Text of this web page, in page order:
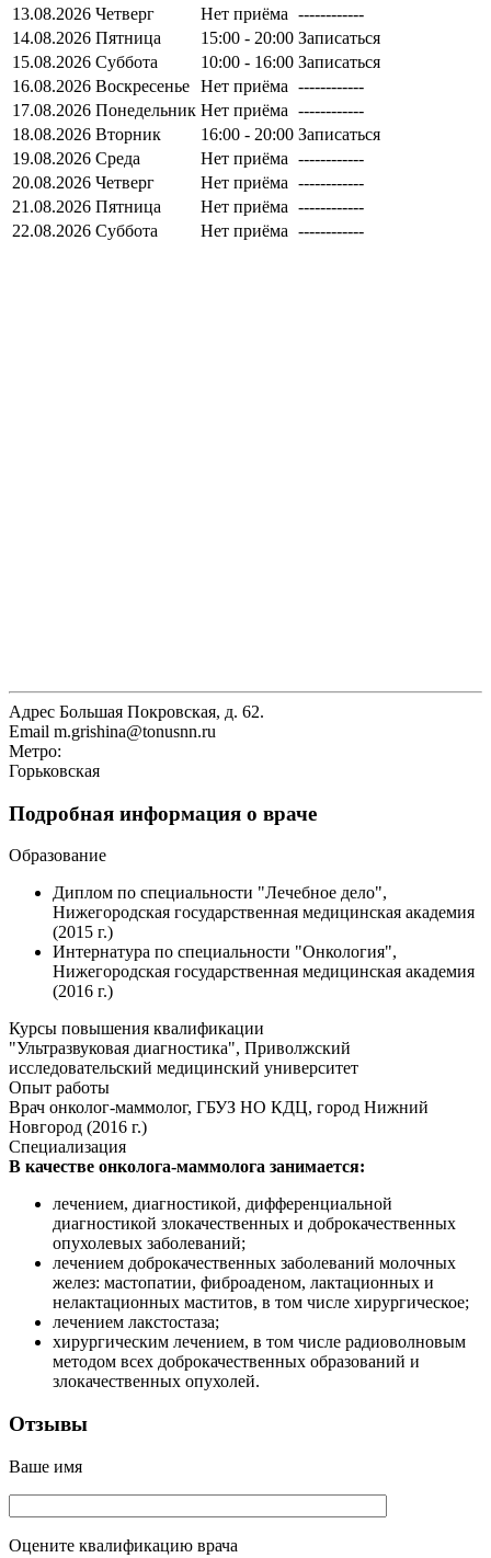
13.08.2026 Четверг Нет приёма ------------
14.08.2026 Пятница 15:00 - 20:00 Записаться
15.08.2026 Суббота 10:00 - 16:00 Записаться
16.08.2026 Воскресенье Нет приёма ------------
17.08.2026 Понедельник Нет приёма ------------
18.08.2026 Вторник 16:00 - 20:00 Записаться
19.08.2026 Среда Нет приёма ------------
20.08.2026 Четверг Нет приёма ------------
21.08.2026 Пятница Нет приёма ------------
22.08.2026 Суббота Нет приёма ------------
Адрес Большая Покровская, д. 62.
Email m.grishina@tonusnn.ru
Метро:
Горьковская
Подробная информация о враче
Образование
Диплом по специальности "Лечебное дело",
Нижегородская государственная медицинская академия
(2015 г.)
Интернатура по специальности "Онкология",
Нижегородская государственная медицинская академия
(2016 г.)
Курсы повышения квалификации
"Ультразвуковая диагностика", Приволжский
исследовательский медицинский университет
Опыт работы
Врач онколог-маммолог, ГБУЗ НО КДЦ, город Нижний
Новгород (2016 г.)
Специализация
В качестве онколога-маммолога занимается:
лечением, диагностикой, дифференциальной
диагностикой злокачественных и доброкачественных
опухолевых заболеваний;
лечением доброкачественных заболеваний молочных
желез: мастопатии, фиброаденом, лактационных и
нелактационных маститов, в том числе хирургическое;
лечением лакстостаза;
хирургическим лечением, в том числе радиоволновым
методом всех доброкачественных образований и
злокачественных опухолей.
Отзывы
Ваше имя
Оцените квалификацию врача